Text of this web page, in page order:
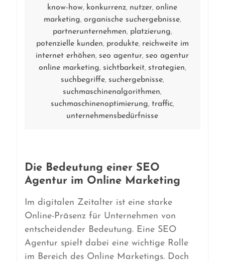
know-how, konkurrenz, nutzer,online
marketing, organische suchergebnisse,
partnerunternehmen, platzierung,
potenzielle kunden, produkte, reichweite im
internet erhöhen, seo agentur, seo agentur
online marketing, sichtbarkeit, strategien,
suchbegriffe, suchergebnisse,
suchmaschinenalgorithmen,
suchmaschinenoptimierung, traffic,
unternehmensbedürfnisse
Die Bedeutung einer SEO
Agentur im Online Marketing
Im digitalen Zeitalter ist eine starke
Online-Präsenz für Unternehmen von
entscheidender Bedeutung. Eine SEO
Agentur spielt dabei eine wichtige Rolle
im Bereich des Online Marketings. Doch